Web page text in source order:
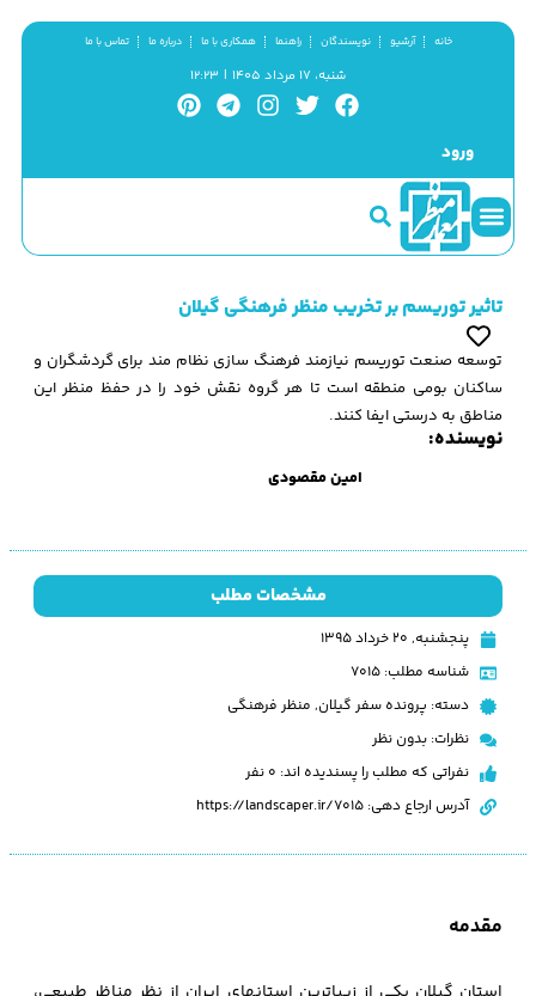
خانه آرشیو نویسندگان راهنما همکاری با ما درباره ما تماس با ما
شنبه، ۱۷ مرداد ۱۴۰۵ | ۱۲:۲۳
ورود
تاثیر توریسم بر تخریب منظر فرهنگی گیلان
توسعه صنعت توریسم نیازمند فرهنگ سازی نظام مند برای گردشگران و
ساکنان بومی منطقه است تا هر گروه نقش خود را در حفظ منظر این
مناطق به درستی ایفا کنند.
نویسنده:
امین مقصودی
مشخصات مطلب
پنجشنبه, ۲۰ خرداد ۱۳۹۵
شناسه مطلب: 7015
دسته: پرونده سفر گیلان, منظر فرهنگی
نظرات: بدون نظر
نفراتی که مطلب را پسندیده اند: 0 نفر
آدرس ارجاع دهی: https://landscaper.ir/7015
مقدمه